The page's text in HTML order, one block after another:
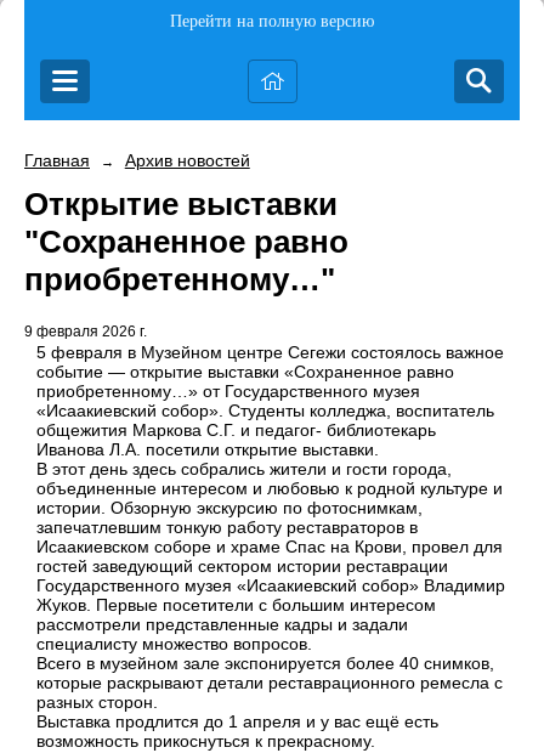
Перейти на полную версию
Главная → Архив новостей
Открытие выставки
"Сохраненное равно
приобретенному…"
9 февраля 2026 г.
5 февраля в Музейном центре Сегежи состоялось важное
событие — открытие выставки «Сохраненное равно
приобретенному…» от Государственного музея
«Исаакиевский собор». Студенты колледжа, воспитатель
общежития Маркова С.Г. и педагог- библиотекарь
Иванова Л.А. посетили открытие выставки.
В этот день здесь собрались жители и гости города,
объединенные интересом и любовью к родной культуре и
истории. Обзорную экскурсию по фотоснимкам,
запечатлевшим тонкую работу реставраторов в
Исаакиевском соборе и храме Спас на Крови, провел для
гостей заведующий сектором истории реставрации
Государственного музея «Исаакиевский собор» Владимир
Жуков. Первые посетители с большим интересом
рассмотрели представленные кадры и задали
специалисту множество вопросов.
Всего в музейном зале экспонируется более 40 снимков,
которые раскрывают детали реставрационного ремесла с
разных сторон.
Выставка продлится до 1 апреля и у вас ещё есть
возможность прикоснуться к прекрасному.